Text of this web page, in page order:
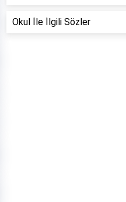
Okul İle İlgili Sözler